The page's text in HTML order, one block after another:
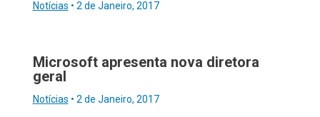
Notícias • 2 de Janeiro, 2017
Microsoft apresenta nova diretora
geral
Notícias • 2 de Janeiro, 2017